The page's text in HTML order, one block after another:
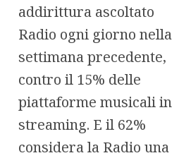
addirittura ascoltato
Radio ogni giorno nella
settimana precedente,
contro il 15% delle
piattaforme musicali in
streaming. E il 62%
considera la Radio una